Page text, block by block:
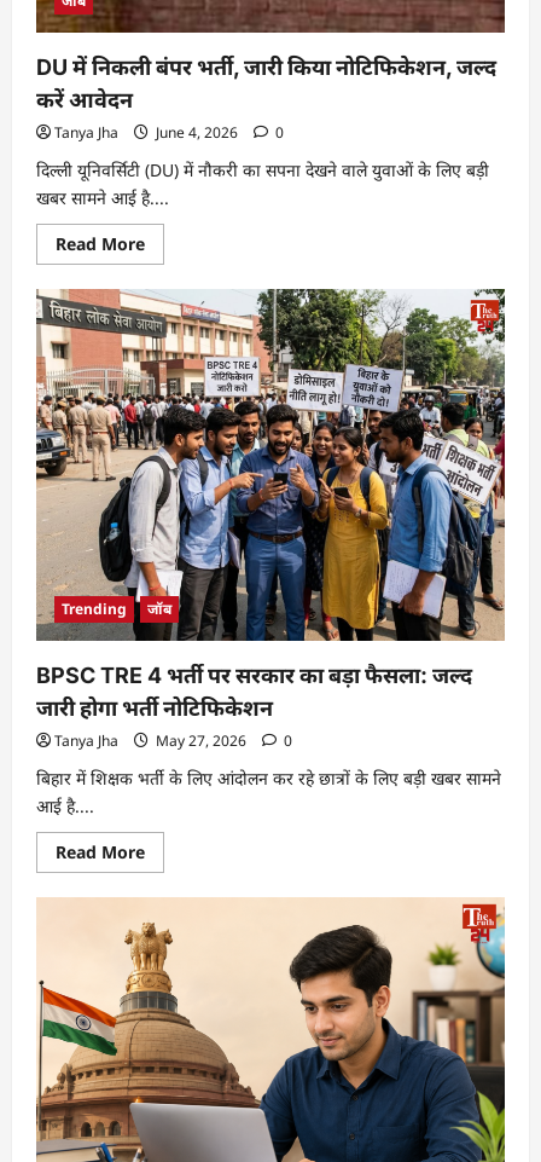
DU में निकली बंपर भर्ती, जारी किया नोटिफिकेशन, जल्द
करें आवेदन
Tanya Jha June 4, 2026 0
दिल्ली यूनिवर्सिटी (DU) में नौकरी का सपना देखने वाले युवाओं के लिए बड़ी
खबर सामने आई है....
Read More
Trending जॉब
BPSC TRE 4 भर्ती पर सरकार का बड़ा फैसला: जल्द
जारी होगा भर्ती नोटिफिकेशन
Tanya Jha May 27, 2026 0
बिहार में शिक्षक भर्ती के लिए आंदोलन कर रहे छात्रों के लिए बड़ी खबर सामने
आई है....
Read More